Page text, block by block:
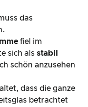
das
fiel im
sich als stabil
schön anzusehen
dass die ganze
betrachtet